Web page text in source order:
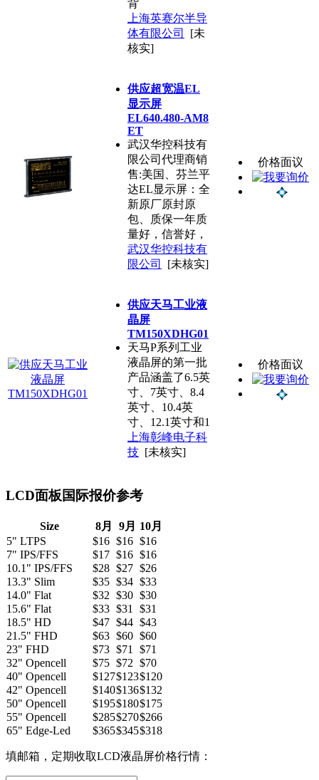
背
上海英赛尔半导
体有限公司
[未
核实]
供应超宽温EL
显示屏
EL640.480-AM8
ET
武汉华控科技有
限公司代理商销
售:美国、芬兰平
达EL显示屏：全
新原厂原封原
包、质保一年质
量好，信誉好，
武汉华控科技有
限公司
[未核实]
价格面议
供应天马工业液
晶屏
TM150XDHG01
天马P系列工业
液晶屏的第一批
产品涵盖了6.5英
寸、7英寸、8.4
英寸、10.4英
寸、12.1英寸和1
上海彰峰电子科
技 [未核实]
价格面议
LCD面板国际报价参考
Size 8月 9月 10月
5" LTPS
$16 $16 $16
7" IPS/FFS
$17 $16 $16
10.1" IPS/FFS
$28 $27 $26
13.3" Slim
$35 $34 $33
14.0" Flat
$32 $30 $30
15.6" Flat
$33 $31
$31
18.5" HD
$47 $44 $43
21.5" FHD
$63 $60 $60
23" FHD
$73 $71
$71
32" Opencell
$75 $72 $70
40" Opencell
$127$123$120
42" Opencell
$140$136$132
50" Opencell
$195$180$175
55" Opencell
$285$270$266
65" Edge-Led
$365$345$318
填邮箱，定期收取LCD液晶屏价格行情：